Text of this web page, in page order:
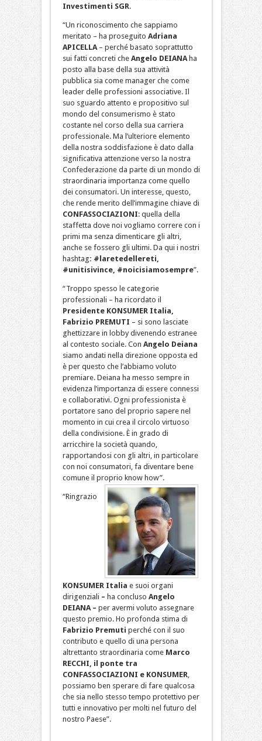
Investimenti SGR.
“Un riconoscimento che sappiamo
meritato – ha proseguito Adriana
APICELLA– perché basato soprattutto
sui fatti concreti che Angelo DEIANA ha
posto alla base della sua attività
pubblica sia come manager che come
leader delle professioni associative. Il
suo sguardo attento e propositivo sul
mondo del consumerismo è stato
costante nel corso della sua carriera
professionale. Ma l’ulteriore elemento
della nostra soddisfazione è dato dalla
significativa attenzione verso la nostra
Confederazione da parte di un mondo di
straordinaria importanza come quello
dei consumatori. Un interesse, questo,
che rende merito dell’immagine chiave di
CONFASSOCIAZIONI: quella della
staffetta dove noi vogliamo correre con i
primi ma senza dimenticare gli altri,
anche se fossero gli ultimi. Da qui i nostri
hashtag: #laretedellereti,
#unitisivince, #noicisiamosempre”.
“Troppo spesso le categorie
professionali – ha ricordato il
Presidente KONSUMER Italia,
Fabrizio PREMUTI – si sono lasciate
ghettizzare in lobby divenendo estranee
al contesto sociale. Con Angelo Deiana
siamo andati nella direzione opposta ed
è per questo che l’abbiamo voluto
premiare. Deiana ha messo sempre in
evidenza l’importanza di essere connessi
e collaborativi. Ogni professionista è
portatore sano del proprio sapere nel
momento in cui crea il circolo virtuoso
della condivisione. È in grado di
arricchire la società quando,
rapportandosi con gli altri, in particolare
con noi consumatori, fa diventare bene
comune il proprio know how”.
“Ringrazio
KONSUMER Italia e suoi organi
dirigenziali – ha concluso Angelo
DEIANA – per avermi voluto assegnare
questo premio. Ho profonda stima di
Fabrizio Premuti perché con il suo
contributo e quello di una persona
altrettanto straordinaria come Marco
RECCHI, il ponte tra
CONFASSOCIAZIONI e KONSUMER
possiamo ben sperare di fare qualcosa
che sia nello stesso tempo protettivo per
tutti e innovativo per molti nel futuro del
nostro Paese”.